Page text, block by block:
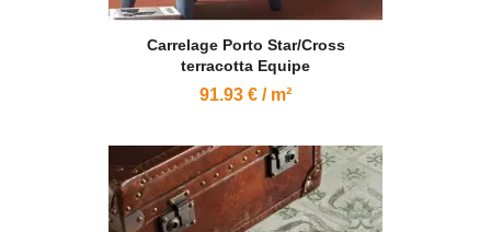
Carrelage Porto Star/Cross
terracotta Equipe
91.93 € / m²